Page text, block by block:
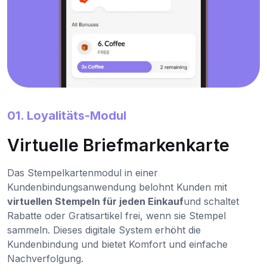
01. Loyalitäts-Modul
Virtuelle Briefmarkenkarte
Das Stempelkartenmodul in einer
Kundenbindungsanwendung belohnt Kunden mit
virtuellen Stempeln für jeden Einkaufund schaltet
Rabatte oder Gratisartikel frei, wenn sie Stempel
sammeln. Dieses digitale System erhöht die
Kundenbindung und bietet Komfort und einfache
Nachverfolgung.